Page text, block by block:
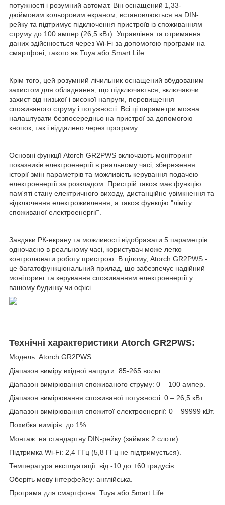
потужності і розумний автомат. Він оснащений 1,33-
дюймовим кольоровим екраном, встановлюється на DIN-
рейку та підтримує підключення пристроїв із споживанням
струму до 100 ампер (26,5 кВт). Управління та отримання
даних здійснюється через Wi-Fi за допомогою програми на
смартфоні, такого як Tuya або Smart Life.
Крім того, цей розумний лічильник оснащений вбудованим
захистом для обладнання, що підключається, включаючи
захист від низької і високої напруги, перевищення
споживаного струму і потужності. Всі ці параметри можна
налаштувати безпосередньо на пристрої за допомогою
кнопок, так і віддалено через програму.
Основні функції Atorch GR2PWS включають моніторинг
показників електроенергії в реальному часі, збереження
історії змін параметрів та можливість керування подачею
електроенергії за розкладом. Пристрій також має функцію
пам'яті стану електричного виходу, дистанційне увімкнення та
відключення електроживлення, а також функцію "ліміту
споживаної електроенергії".
Завдяки РК-екрану та можливості відображати 5 параметрів
одночасно в реальному часі, користувач може легко
контролювати роботу пристрою. В цілому, Atorch GR2PWS -
це багатофункціональний прилад, що забезпечує надійний
моніторинг та керування споживанням електроенергії у
вашому будинку чи офісі.
Технічні характеристики Atorch GR2PWS:
Модель: Atorch GR2PWS.
Діапазон виміру вхідної напруги: 85-265 вольт.
Діапазон вимірювання споживаного струму: 0 – 100 ампер.
Діапазон вимірювання споживаної потужності: 0 – 26,5 кВт.
Діапазон вимірювання спожитої електроенергії: 0 – 99999 кВт.
Похибка вимірів: до 1%.
Монтаж: на стандартну DIN-рейку (займає 2 слоти).
Підтримка Wi-Fi: 2,4 ГГц (5,8 ГГц не підтримується).
Температура експлуатації: від -10 до +60 градусів.
Оберіть мову інтерфейсу: англійська.
Програма для смартфона: Tuya або Smart Life.